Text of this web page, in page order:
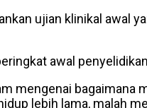
ujian klinikal awal
awal
mengenai
lebih lama, malah